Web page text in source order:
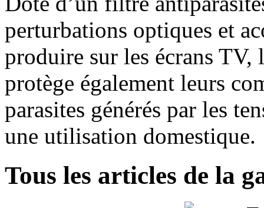
perturbations optiques et
produire sur les écrans
protège également leurs
parasites générés par les
une utilisation domestique.
Tous les articles de la